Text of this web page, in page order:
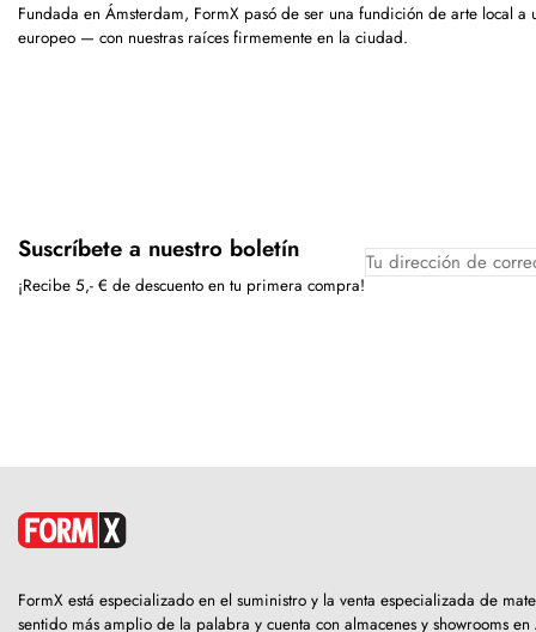
Fundada en Ámsterdam, FormX pasó de ser una fundición de arte local
europeo — con nuestras raíces firmemente en la ciudad.
Suscríbete a nuestro boletín
¡Recibe 5,- € de descuento en tu primera compra!
FormX está especializado en el suministro y la venta especializada de
sentido más amplio de la palabra y cuenta con almacenes y showrooms